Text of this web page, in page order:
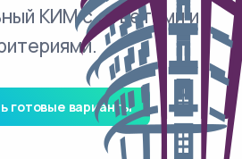
КИМ с ответами и
готовые варианты